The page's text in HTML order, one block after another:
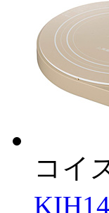
コイ